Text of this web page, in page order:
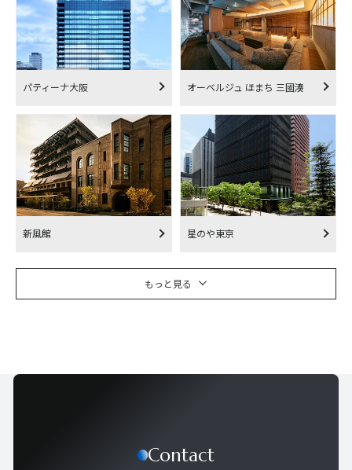
パティーナ大阪 オーベルジュ ほまち 三國湊
新風館 星のや東京
もっと見る
Contact